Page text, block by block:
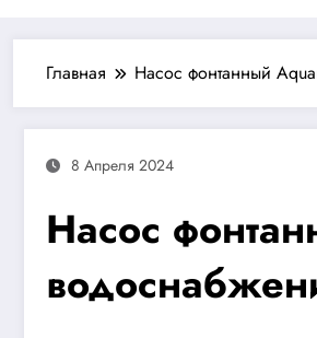
Главная Насос фонтанный
8 Апреля 2024
Насос